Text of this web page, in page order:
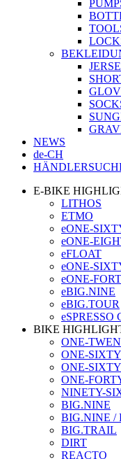
NEWS
de-CH
E-BIKE
LITHOS
ETMO
eONE-
eONE-
eFLOAT
eONE-
eONE-
eBIG.NINE
eBIG.TOUR
eSPRESSO
BIKE
ONE-
ONE-SIXTY
ONE-
ONE-
NINETY-
BIG.NINE
BIG.NINE /
BIG.TRAIL
DIRT
REACTO